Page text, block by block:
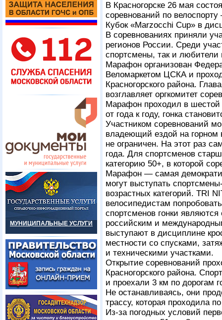
МУНИЦИПАЛЬНЫЕ УСЛУГИ
В Красногорске 26 мая
соревнований по
Кубок «Marzocchi Cup» в
В соревнованиях приняли
регионов России. Среди
спортсмены, так и любители
Марафон организован
Веломаркетом ЦСКА и
Красногорского района.
возглавляет оргкомитет
Марафон проходил в шестой
от года к году, гонка
Участником соревнований
владеющий ездой на горном
не ограничен. На этот раз
года. Для спортсменов
категорию 50+, в которой
Марафон — самая
могут выступать
возрастных категорий. TRI
велосипедистам
спортсменов гонки
российским и
выступают в дисциплине
местности со спусками,
и техническими участками.
Открытие соревнований
Красногорского района.
и проехали 3 км по дорогам
Не останавливаясь, они
трассу, которая проходила
Из-за погодных условий